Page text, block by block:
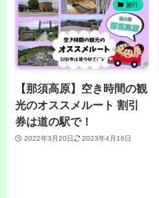
旅行
【那須高原】空き時間の観
光のオススメルート 割引
券は道の駅で！
2022年3月20日 2023年4月16日